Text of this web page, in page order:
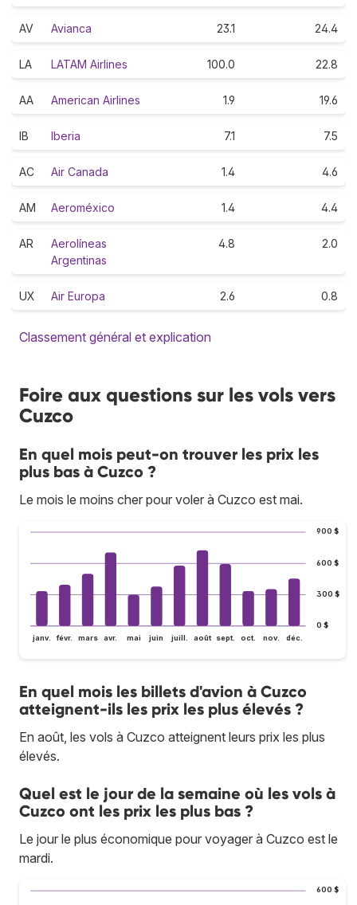
AV Avianca 23.1 24.4
LA LATAM Airlines 100.0 22.8
AA American Airlines 1.9 19.6
IB Iberia 7.1 7.5
AC Air Canada 1.4 4.6
AM Aeroméxico 1.4 4.4
AR
Aerolíneas
Argentinas
4.8 2.0
UX Air Europa 2.6 0.8
Classement général et explication
Foire aux questions sur les vols vers
Cuzco
En quel mois peut-on trouver les prix les
plus bas à Cuzco ?
Le mois le moins cher pour voler à Cuzco est mai.
0 $
300 $
600 $
900 $
janv. févr. mars avr. mai juin juill. août sept. oct. nov. déc.
En quel mois les billets d'avion à Cuzco
atteignent-ils les prix les plus élevés ?
En août, les vols à Cuzco atteignent leurs prix les plus
élevés.
Quel est le jour de la semaine où les vols à
Cuzco ont les prix les plus bas ?
Le jour le plus économique pour voyager à Cuzco est le
mardi.
600 $